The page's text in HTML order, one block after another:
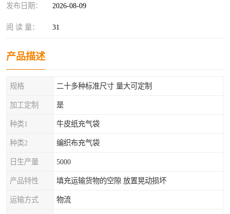
发布日期： 2026-08-09
阅 读 量： 31
产品描述
规格 二十多种标准尺寸 量大可定制
加工定制 是
种类1 牛皮纸充气袋
种类2 编织布充气袋
日生产量 5000
产品特性 填充运输货物的空隙 放置晃动损坏
运输方式 物流